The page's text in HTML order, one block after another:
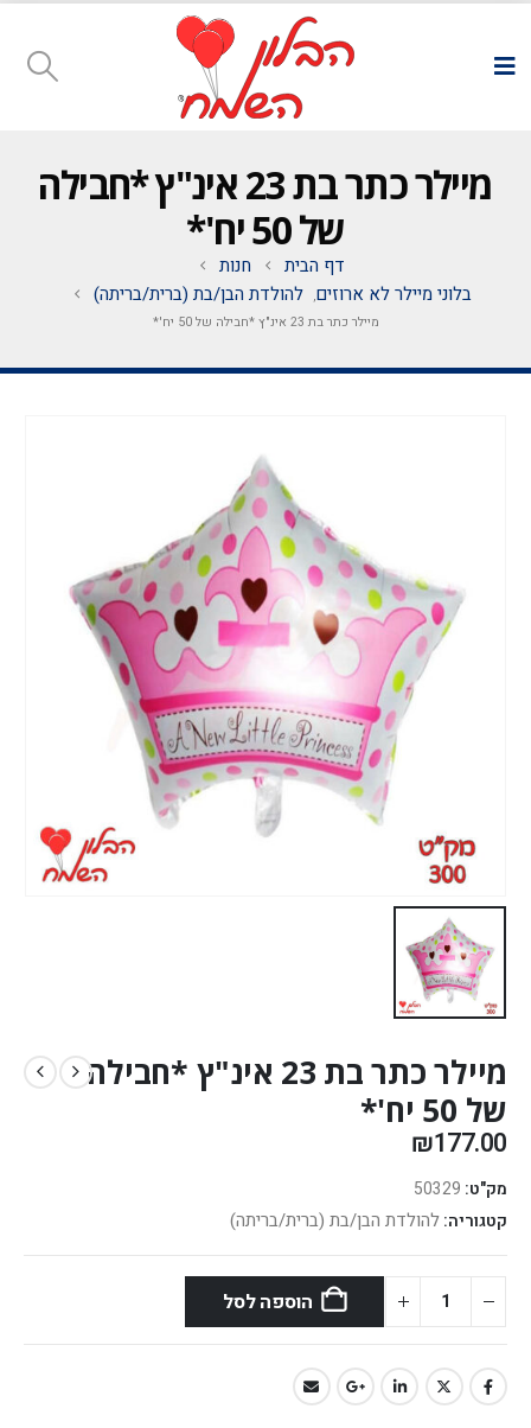
מיילר כתר בת 23 אינ"ץ *חבילה
של 50 יח'*
דף הבית
חנות
בלוני מיילר לא ארוזים, להולדת הבן/בת (ברית/בריתה)
מיילר כתר בת 23 אינ"ץ *חבילה של 50 יח'*
מיילר כתר בת 23 אינ"ץ *חבילה
של 50 יח'*
₪177.00
מק"ט: 50329
קטגוריה: להולדת הבן/בת (ברית/בריתה)
הוספה לסל